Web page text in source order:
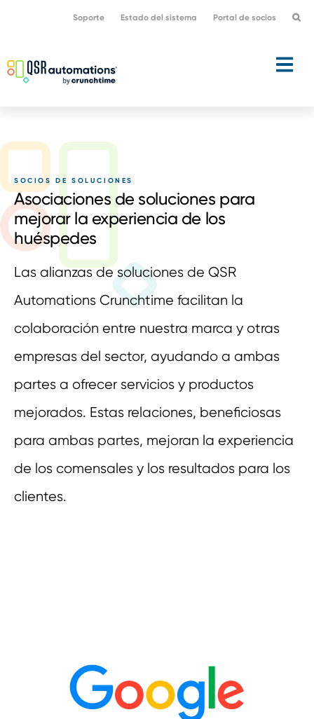
navegación
principal
principal
Soporte Estado del sistema Portal de socios
SOCIOS DE SOLUCIONES
Asociaciones de soluciones para
mejorar la experiencia de los
huéspedes
Las alianzas de soluciones de QSR
Automations Crunchtime facilitan la
colaboración entre nuestra marca y otras
empresas del sector, ayudando a ambas
partes a ofrecer servicios y productos
mejorados. Estas relaciones, beneficiosas
para ambas partes, mejoran la experiencia
de los comensales y los resultados para los
clientes.